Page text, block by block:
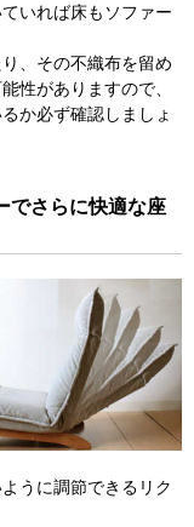
いれば床もソファー
、その不織布を留め
性がありますので、
か必ず確認しましょ
でさらに快適な座
うに調節できるリク